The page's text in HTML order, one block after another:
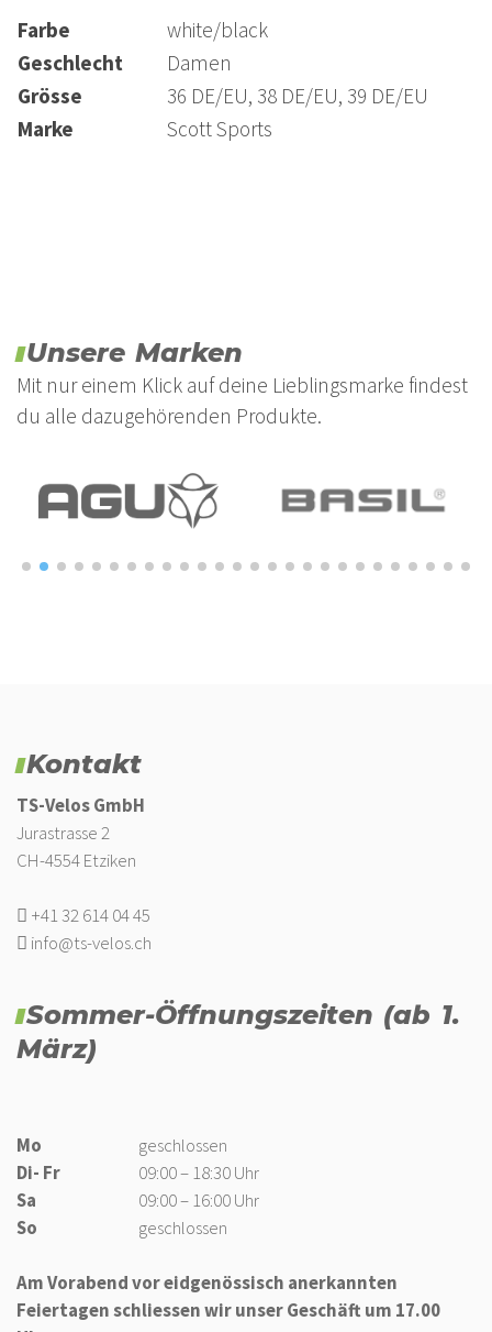
Farbe
white/black
Geschlecht
Damen
Grösse
36 DE/EU, 38 DE/EU, 39 DE/EU
Marke
Scott Sports
Unsere Marken
Mit nur einem Klick auf deine Lieblingsmarke findest
du alle dazugehörenden Produkte.
Kontakt
TS-Velos GmbH
Jurastrasse 2
CH-4554 Etziken
+41 32 614 04 45
info@ts-velos.ch
Sommer-Öffnungszeiten (ab 1.
März)
Mo
geschlossen
Di- Fr
09:00 – 18:30 Uhr
Sa
09:00 – 16:00 Uhr
So
geschlossen
Am Vorabend vor eidgenössisch anerkannten
Feiertagen schliessen wir unser Geschäft um 17.00